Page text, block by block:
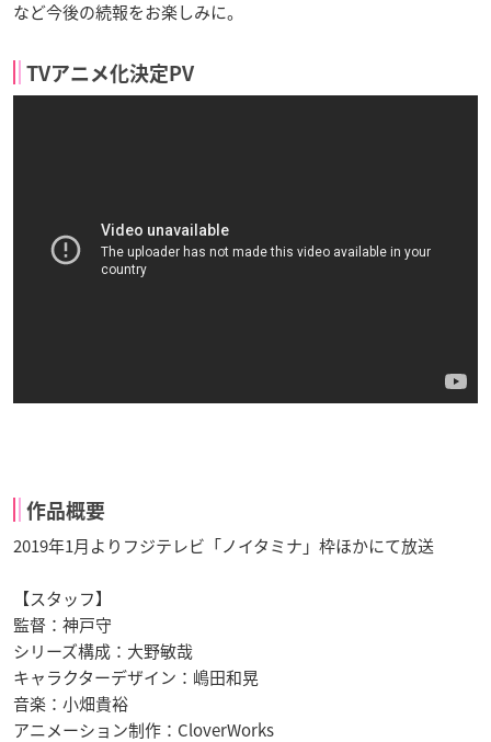
など今後の続報をお楽しみに。
TVアニメ化決定PV
作品概要
2019年1月よりフジテレビ「ノイタミナ」枠ほかにて放送
【スタッフ】
監督：神戸守
シリーズ構成：大野敏哉
キャラクターデザイン：嶋田和晃
音楽：小畑貴裕
アニメーション制作：CloverWorks